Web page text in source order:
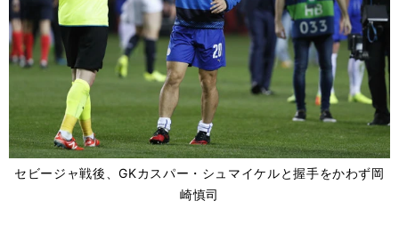
セビージャ戦後、GKカスパー・シュマイケルと握手をかわず岡
崎慎司